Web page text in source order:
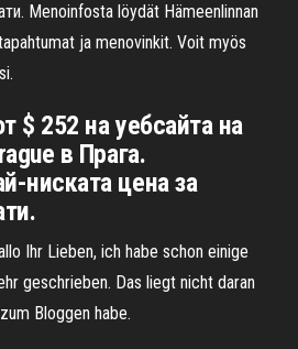
Menoinfosta löydät Hämeenlinnan
ja menovinkit. Voit myös
$ 252 на уебсайта на
в Прага.
ниската цена за
Ihr Lieben, ich habe schon einige
geschrieben. Das liegt nicht daran
Bloggen habe.